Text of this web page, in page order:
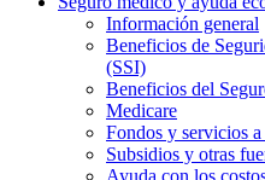
Información general
Beneficios de
(SSI)
Beneficios del
Medicare
Fondos y servicios
Subsidios y otras
Ayuda con los